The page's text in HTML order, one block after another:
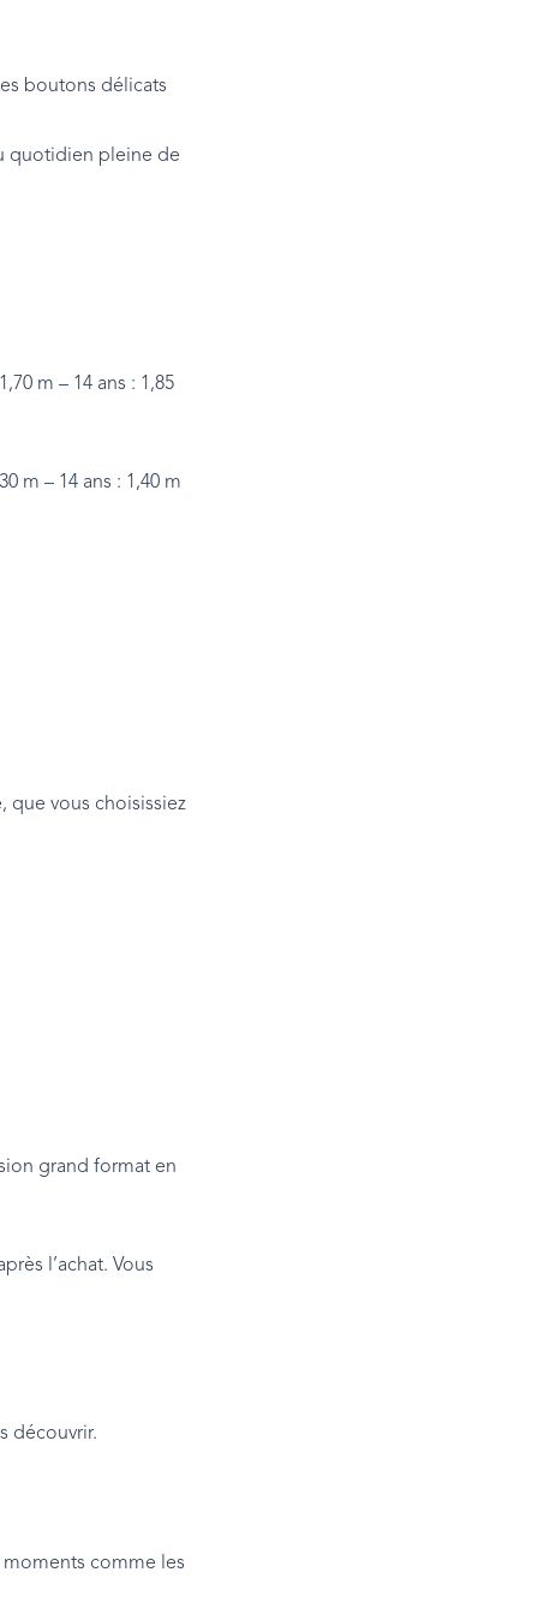
boutons délicats
quotidien pleine de
m – 14 ans : 1,85
m – 14 ans : 1,40 m
que vous choisissiez
grand format en
l’achat. Vous
découvrir.
comme les